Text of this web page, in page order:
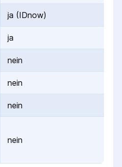
ja (IDnow)
ja
nein
nein
nein
nein